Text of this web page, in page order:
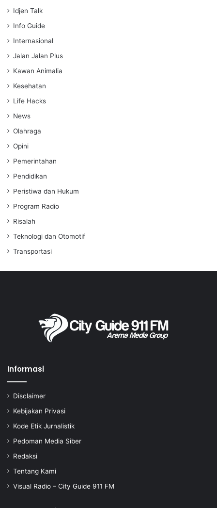
Idjen Talk
Info Guide
Internasional
Jalan Jalan Plus
Kawan Animalia
Kesehatan
Life Hacks
News
Olahraga
Opini
Pemerintahan
Pendidikan
Peristiwa dan Hukum
Program Radio
Risalah
Teknologi dan Otomotif
Transportasi
Informasi
Disclaimer
Kebijakan Privasi
Kode Etik Jurnalistik
Pedoman Media Siber
Redaksi
Tentang Kami
Visual Radio – City Guide 911 FM